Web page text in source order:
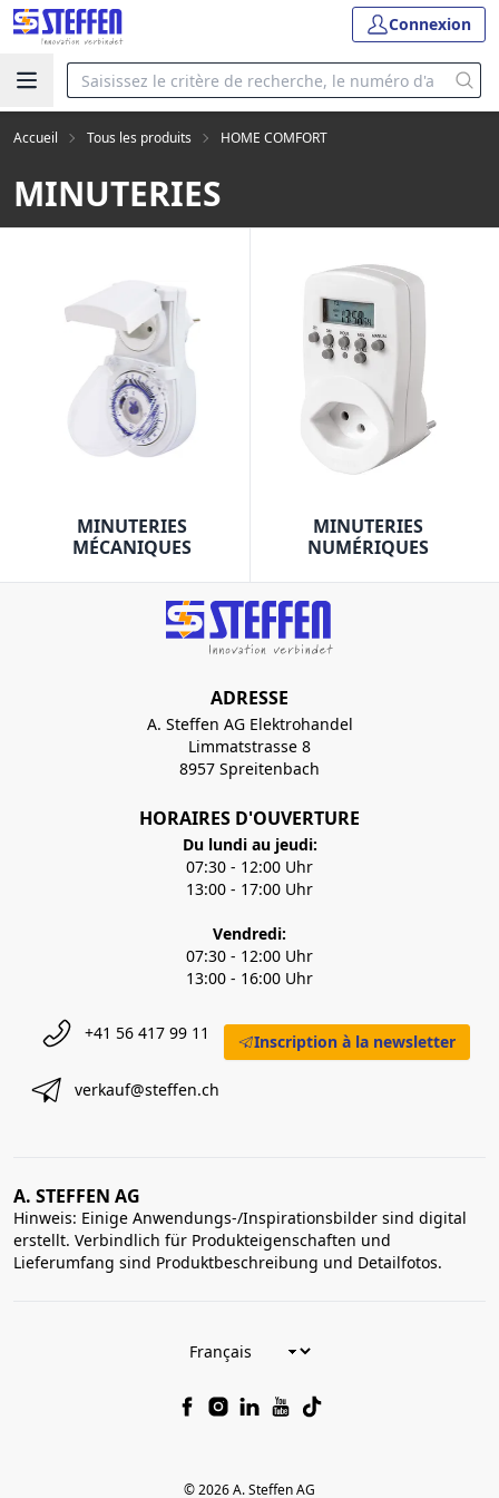
Connexion
Accueil Tous les produits HOME COMFORT
MINUTERIES
MINUTERIES
MÉCANIQUES
MINUTERIES
NUMÉRIQUES
ADRESSE
A. Steffen AG Elektrohandel
Limmatstrasse 8
8957 Spreitenbach
HORAIRES D'OUVERTURE
Du lundi au jeudi:
07:30 - 12:00 Uhr
13:00 - 17:00 Uhr
Vendredi:
07:30 - 12:00 Uhr
13:00 - 16:00 Uhr
+41 56 417 99 11
verkauf@steffen.ch
Inscription à la newsletter
A. STEFFEN AG
Hinweis: Einige Anwendungs-/Inspirationsbilder sind digital
erstellt. Verbindlich für Produkteigenschaften und
Lieferumfang sind Produktbeschreibung und Detailfotos.
© 2026 A. Steffen AG